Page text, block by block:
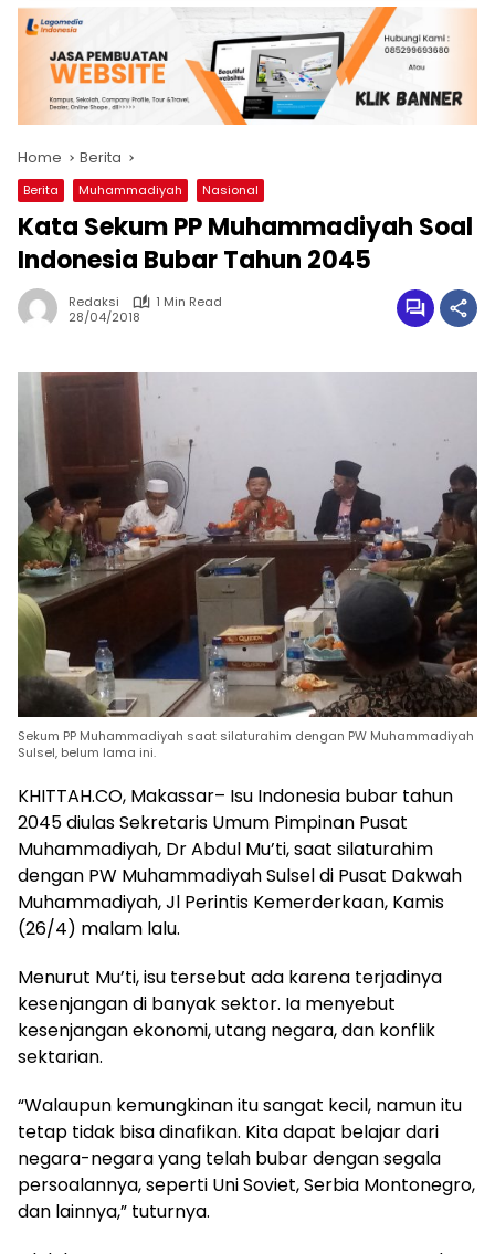
Home Berita
Berita Muhammadiyah Nasional
Kata Sekum PP Muhammadiyah Soal
Indonesia Bubar Tahun 2045
Redaksi
1 Min Read
28/04/2018
Sekum PP Muhammadiyah saat silaturahim dengan PW Muhammadiyah
Sulsel, belum lama ini.
KHITTAH.CO, Makassar– Isu Indonesia bubar tahun
2045 diulas Sekretaris Umum Pimpinan Pusat
Muhammadiyah, Dr Abdul Mu’ti, saat silaturahim
dengan PW Muhammadiyah Sulsel di Pusat Dakwah
Muhammadiyah, Jl Perintis Kemerderkaan, Kamis
(26/4) malam lalu.
Menurut Mu’ti, isu tersebut ada karena terjadinya
kesenjangan di banyak sektor. Ia menyebut
kesenjangan ekonomi, utang negara, dan konflik
sektarian.
“Walaupun kemungkinan itu sangat kecil, namun itu
tetap tidak bisa dinafikan. Kita dapat belajar dari
negara-negara yang telah bubar dengan segala
persoalannya, seperti Uni Soviet, Serbia Montonegro,
dan lainnya,” tuturnya.